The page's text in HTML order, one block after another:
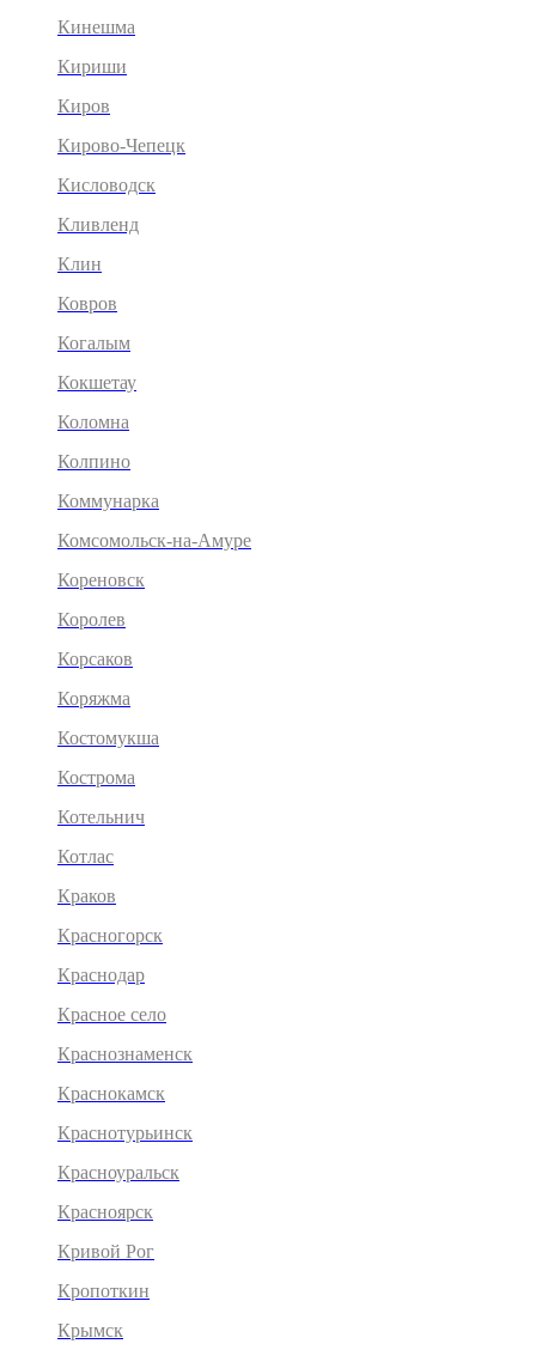
Кинешма
Кириши
Киров
Кирово-Чепецк
Кисловодск
Кливленд
Клин
Ковров
Когалым
Кокшетау
Коломна
Колпино
Коммунарка
Комсомольск-на-Амуре
Кореновск
Королев
Корсаков
Коряжма
Костомукша
Кострома
Котельнич
Котлас
Краков
Красногорск
Краснодар
Красное село
Краснознаменск
Краснокамск
Краснотурьинск
Красноуральск
Красноярск
Кривой Рог
Кропоткин
Крымск